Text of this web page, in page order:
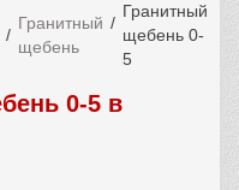
Гранитный
щебень
Гранитный
щебень 0-
5
0-5 в